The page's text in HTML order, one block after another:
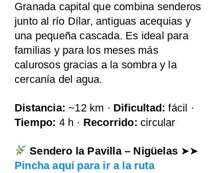
Granada capital que combina senderos
junto al río Dílar, antiguas acequias y
una pequeña cascada. Es ideal para
familias y para los meses más
calurosos gracias a la sombra y la
cercanía del agua.
Distancia: ~12 km · Dificultad: fácil ·
Tiempo: 4 h · Recorrido: circular
Sendero la Pavilla – Nigüelas ➤➤
Pincha aquí para ir a la ruta